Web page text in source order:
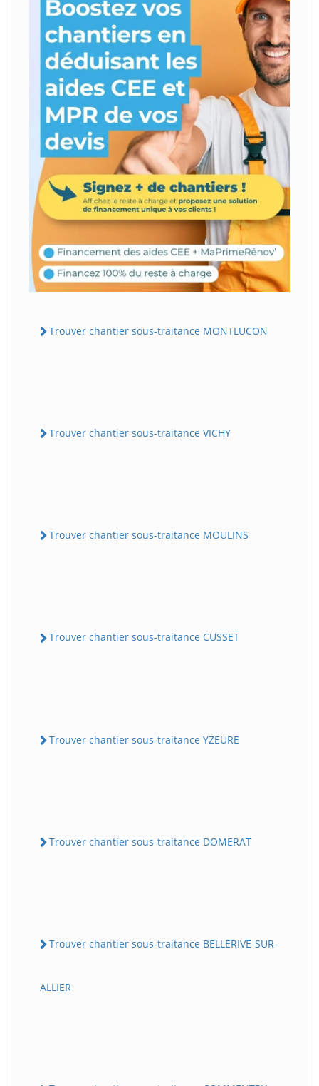
Trouver chantier sous-traitance MONTLUCON
Trouver chantier sous-traitance VICHY
Trouver chantier sous-traitance MOULINS
Trouver chantier sous-traitance CUSSET
Trouver chantier sous-traitance YZEURE
Trouver chantier sous-traitance DOMERAT
Trouver chantier sous-traitance BELLERIVE-SUR-
ALLIER